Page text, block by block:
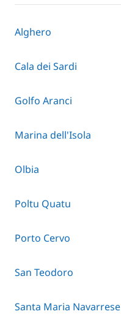
Alghero
Cala dei Sardi
Golfo Aranci
Marina dell'Isola
Olbia
Poltu Quatu
Porto Cervo
San Teodoro
Santa Maria Navarrese